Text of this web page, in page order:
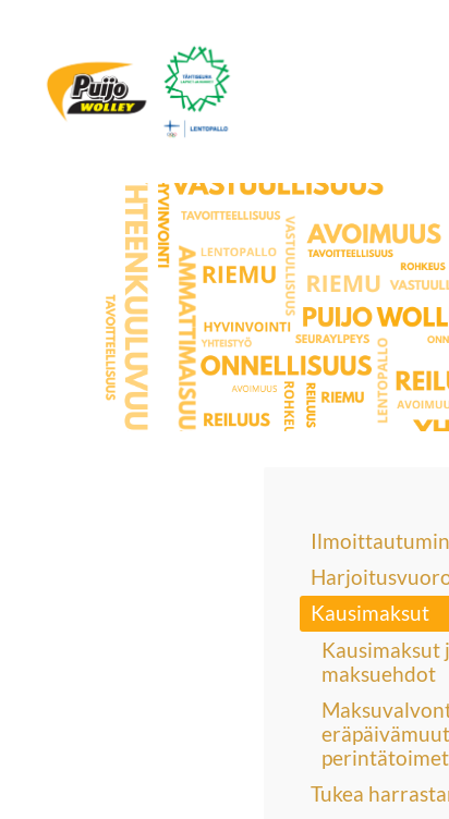
sisältöön
Puijo Wolley Juniorit ry
Kausimaksut
Kausimaksut
maksuehdot
perintätoimet
Tukea